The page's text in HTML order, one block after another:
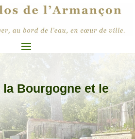
la Bourgogne et le